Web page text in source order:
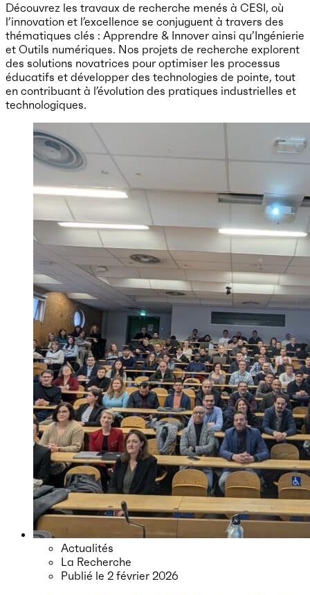
Découvrez les travaux de recherche menés à CESI, où
l’innovation et l’excellence se conjuguent à travers des
thématiques clés : Apprendre & Innover ainsi qu’Ingénierie
et Outils numériques. Nos projets de recherche explorent
des solutions novatrices pour optimiser les processus
éducatifs et développer des technologies de pointe, tout
en contribuant à l’évolution des pratiques industrielles et
technologiques.
Actualités
La Recherche
Publié le 2 février 2026